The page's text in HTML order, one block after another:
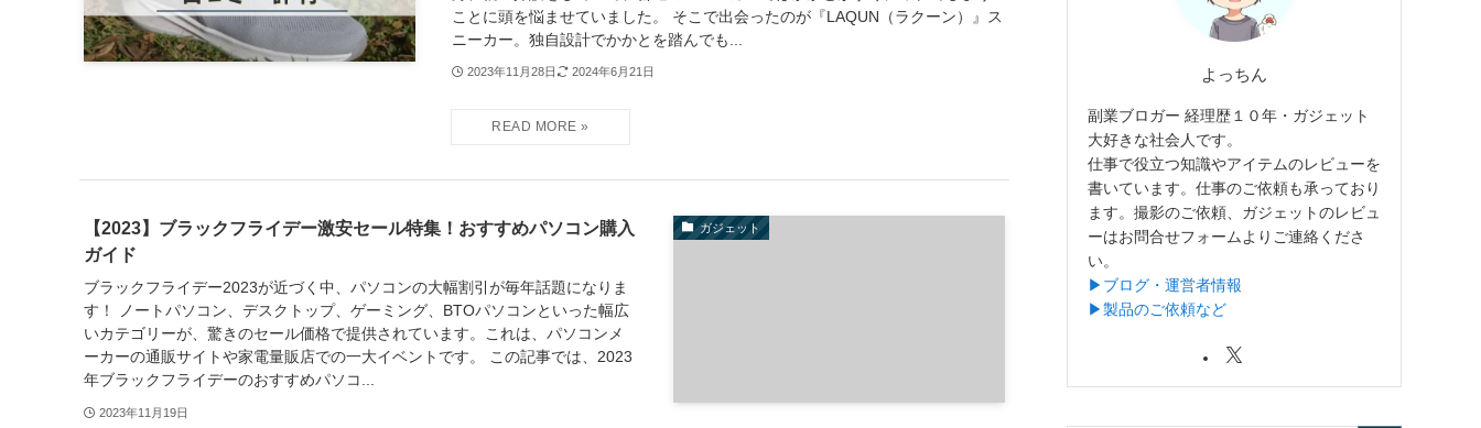
ことに頭を悩ませていました。 そこで出会ったのが『LAQUN（ラクーン）』ス
ニーカー。独自設計でかかとを踏んでも...
2023年11月28日 2024年6月21日
ガジェット
【2023】ブラックフライデー激安セール特集！おすすめパソコン購入
ガイド
ブラックフライデー2023が近づく中、パソコンの大幅割引が毎年話題になりま
す！ ノートパソコン、デスクトップ、ゲーミング、BTOパソコンといった幅広
いカテゴリーが、驚きのセール価格で提供されています。これは、パソコンメ
ーカーの通販サイトや家電量販店での一大イベントです。 この記事では、2023
年ブラックフライデーのおすすめパソコ...
2023年11月19日
よっちん
副業ブロガー 経理歴１０年・ガジェット
大好きな社会人です。
仕事で役立つ知識やアイテムのレビューを
書いています。仕事のご依頼も承っており
ます。撮影のご依頼、ガジェットのレビュ
ーはお問合せフォームよりご連絡くださ
い。
▶︎ブログ・運営者情報
▶︎製品のご依頼など